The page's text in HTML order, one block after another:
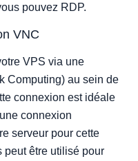
pouvez RDP.
VNC
VPS via une
Computing) au sein de
connexion est idéale
connexion
serveur pour cette
peut être utilisé pour